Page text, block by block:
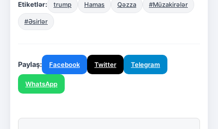
Etiketlər: trump Hamas Qəzza #Müzakirələr
#Əsirlər
Paylaş: Facebook Twitter Telegram
WhatsApp